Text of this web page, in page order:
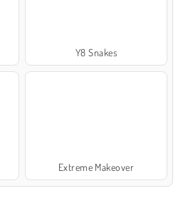
Y8 Snakes
Extreme Makeover